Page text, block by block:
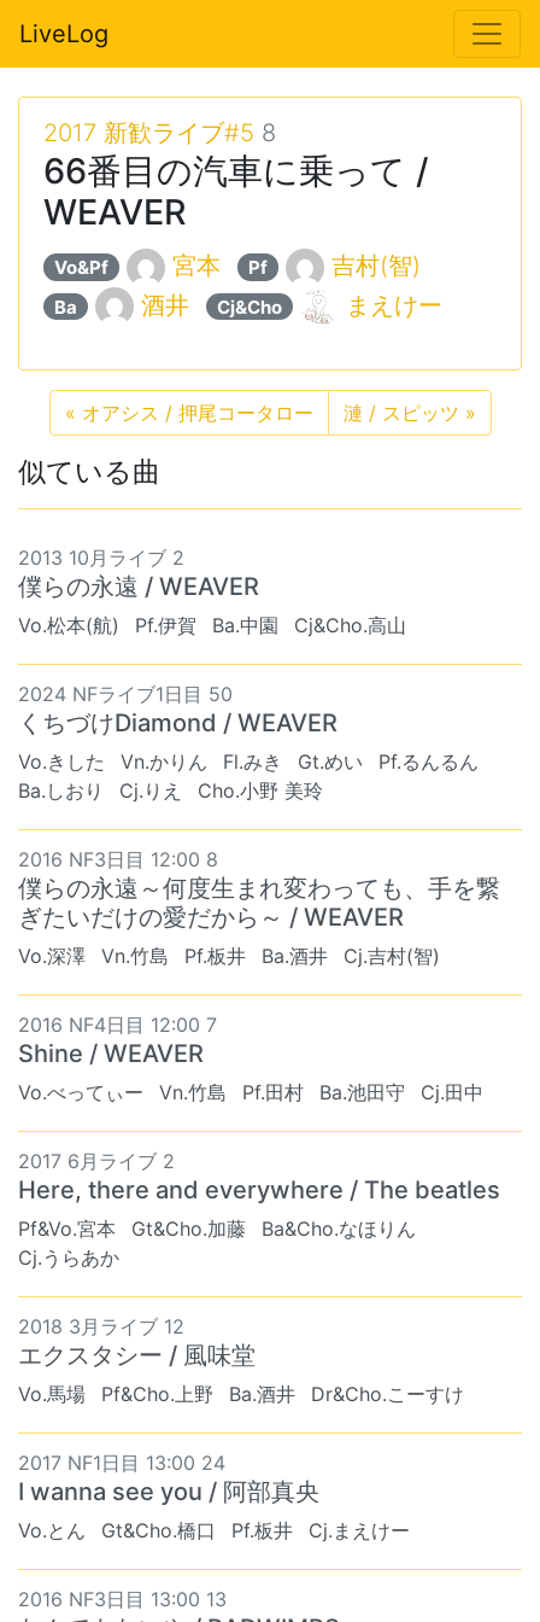
LiveLog
2017 新歓ライブ#5 8
66番目の汽車に乗って /
WEAVER
Vo&Pf 宮本 Pf 吉村(智)
Ba 酒井 Cj&Cho まえけー
« オアシス / 押尾コータロー 漣 / スピッツ »
似ている曲
2013 10月ライブ 2
僕らの永遠 / WEAVER
Vo.松本(航) Pf.伊賀 Ba.中園 Cj&Cho.高山
2024 NFライブ1日目 50
くちづけDiamond / WEAVER
Vo.きした Vn.かりん Fl.みき Gt.めい
Pf.るんるん
Ba.しおり
Cj.りえ Cho.小野 美玲
2016 NF3日目 12:00 8
僕らの永遠～何度生まれ変わっても、手を繋
ぎたいだけの愛だから～ / WEAVER
Vo.深澤 Vn.竹島 Pf.板井 Ba.酒井 Cj.吉村(智)
2016 NF4日目 12:00 7
Shine / WEAVER
Vo.べってぃー Vn.竹島 Pf.田村 Ba.池田守 Cj.田中
2017 6月ライブ 2
Here, there and everywhere / The beatles
Pf&Vo.宮本 Gt&Cho.加藤
Ba&Cho.なほりん
Cj.うらあか
2018 3月ライブ 12
エクスタシー / 風味堂
Vo.馬場 Pf&Cho.上野 Ba.酒井 Dr&Cho.こーすけ
2017 NF1日目 13:00 24
I wanna see you / 阿部真央
Vo.とん Gt&Cho.橋口 Pf.板井 Cj.まえけー
2016 NF3日目 13:00 13